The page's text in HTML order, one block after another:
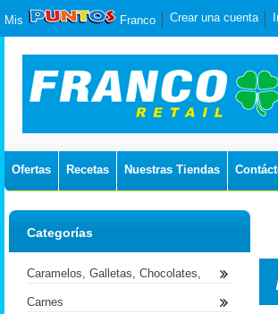
Mis Franco Crear una cuenta
Ofertas Recetas Nuestras Tiendas
Categorías
Caramelos, Galletas, Chocolates,
Carnes